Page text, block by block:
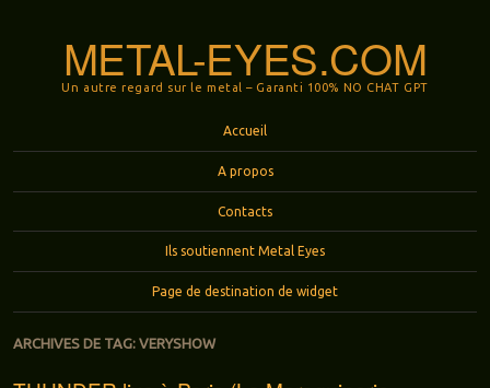
METAL-EYES.COM
Un autre regard sur le metal – Garanti 100% NO CHAT GPT
Accueil
A propos
Contacts
Ils soutiennent Metal Eyes
Page de destination de widget
ARCHIVES DE TAG: VERYSHOW